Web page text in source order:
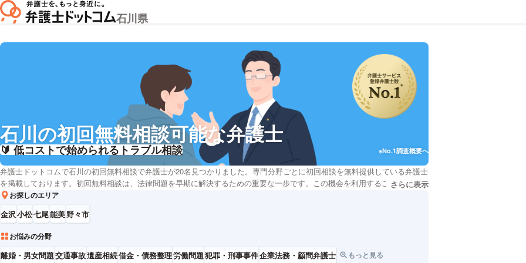
石川県
石川の初回無料相談可能な弁護士
🔰 低コストで始められるトラブル相談 ※No.1調査概要へ
弁護士ドットコムで石川の初回無料相談で弁護士が20名見つかりました。専門分野ごとに初回相談を無料提供している弁護士
を掲載しております。初回無料相談は、法律問題を早期に解決するための重要な一歩です。この機会を利用することで、問題
が複雑化する前に専門家の意見を聞き、正確な情報に基づいた判断が可能になります。また、お金の心配なく複数の弁護士と
来にわたる法律的なリスクを軽減する助けとなります。石川の弁護士をお探しの方は、このページを活用して、お気軽に弁護
士に相談してみてください。
説明文の省略された情報を
さらに表示
お探しのエリア
金沢小松七尾能美野々市
お悩みの分野
離婚・男女問題交通事故遺産相続借金・債務整理労働問題犯罪・刑事事件企業法務・顧問弁護士 もっと見る